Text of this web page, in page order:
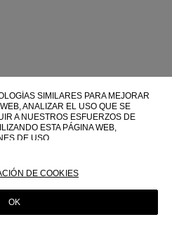
SIMILARES PARA MEJORAR
ANALIZAR EL USO QUE SE
A NUESTROS ESFUERZOS DE
ESTA PÁGINA WEB,
DE USO.
WEB, CONSULTE NUESTRA
DE COOKIES
OK